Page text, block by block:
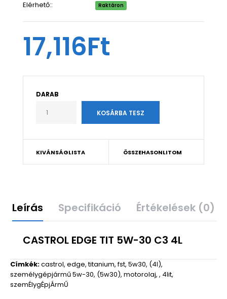
Elérhető::
Raktáron
17,116Ft
DARAB
KIVÁNSÁGLISTA ÖSSZEHASONLITOM
Leírás Specifikáció Értékelések (0)
CASTROL EDGE TIT 5W-30 C3 4L
Címkék:castrol, edge,titanium,fst, 5w30, (4l),
személygépjármű 5w-30, (5w30), motorolaj, , 4lit,
szemÉlygÉpjÁrmŰ